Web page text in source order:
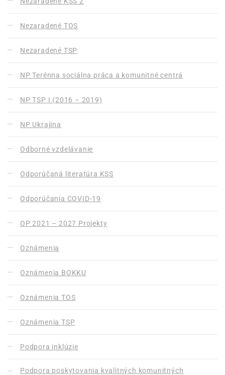
Nezaradené TOS
Nezaradené TSP
NP Terénna sociálna práca a komunitné centrá
NP TSP I (2016 – 2019)
NP Ukrajina
Odborné vzdelávanie
Odporúčaná literatúra KSS
Odporúčania COVID-19
OP 2021 – 2027 Projekty
Oznámenia
Oznámenia BOKKU
Oznámenia TOS
Oznámenia TSP
Podpora inklúzie
Podpora poskytovania kvalitných komunitných